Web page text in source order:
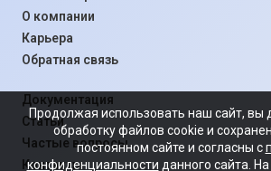
О компании
Карьера
Обратная связь
Документация
Статьи
Частые вопросы
Контакты
Продолжая использовать наш сайт, вы
обработку файлов cookie и
постоянном сайте и согласны с
конфиденциальности данного сайта.